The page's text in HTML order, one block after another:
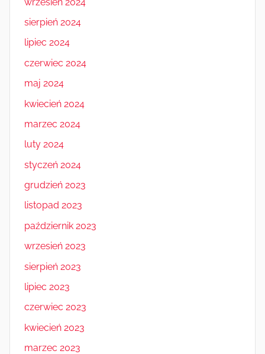
sierpień 2024
lipiec 2024
czerwiec 2024
maj 2024
kwiecień 2024
marzec 2024
luty 2024
styczeń 2024
grudzień 2023
listopad 2023
październik 2023
wrzesień 2023
sierpień 2023
lipiec 2023
czerwiec 2023
kwiecień 2023
marzec 2023